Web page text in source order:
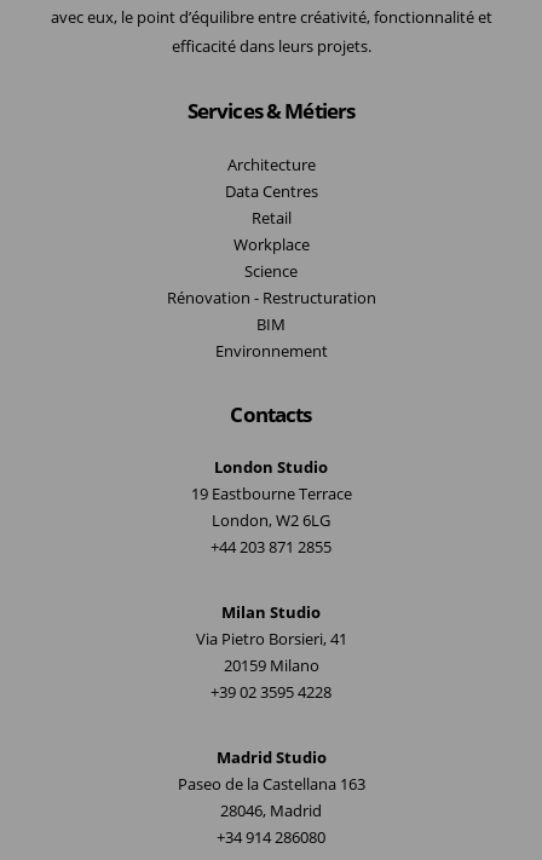
avec eux, le point d’équilibre entre créativité, fonctionnalité et
efficacité dans leurs projets.
Services & Métiers
Architecture
Data Centres
Retail
Workplace
Science
Rénovation - Restructuration
BIM
Environnement
Contacts
London Studio
19 Eastbourne Terrace
London, W2 6LG
+44 203 871 2855
Milan Studio
Via Pietro Borsieri, 41
20159 Milano
+39 02 3595 4228
Madrid Studio
Paseo de la Castellana 163
28046, Madrid
+34 914 286080